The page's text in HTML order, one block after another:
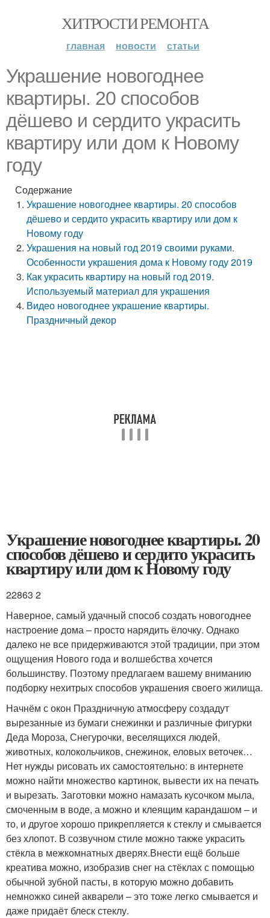
ХИТРОСТИ РЕМОНТА
главная новости статьи
Украшение новогоднее
квартиры. 20 способов
дёшево и сердито украсить
квартиру или дом к Новому
году
Содержание
Украшение новогоднее квартиры. 20 способов
дёшево и сердито украсить квартиру или дом к
Новому году
Украшения на новый год 2019 своими руками.
Особенности украшения дома к Новому году 2019
Как украсить квартиру на новый год 2019.
Используемый материал для украшения
Видео новогоднее украшение квартиры.
Праздничный декор
Украшение новогоднее квартиры. 20
способов дёшево и сердито украсить
квартиру или дом к Новому году
22863 2
Наверное, самый удачный способ создать новогоднее
настроение дома – просто нарядить ёлочку. Однако
далеко не все придерживаются этой традиции, при этом
ощущения Нового года и волшебства хочется
большинству. Поэтому предлагаем вашему вниманию
подборку нехитрых способов украшения своего жилища.
Начнём с окон Праздничную атмосферу создадут
вырезанные из бумаги снежинки и различные фигурки
Деда Мороза, Снегурочки, веселящихся людей,
животных, колокольчиков, снежинок, еловых веточек…
Нет нужды рисовать их самостоятельно: в интернете
можно найти множество картинок, вывести их на печать
и вырезать. Заготовки можно намазать кусочком мыла,
смоченным в воде, а можно и клеящим карандашом – и
то, и другое хорошо прикрепляется к стеклу и смывается
без хлопот. В созвучном стиле можно также украсить
стёкла в межкомнатных дверях.Внести ещё больше
креатива можно, изобразив снег на стёклах с помощью
обычной зубной пасты, в которую можно добавить
немножко синей акварели – это тоже легко смывается и
даже придаёт блеск стеклу.